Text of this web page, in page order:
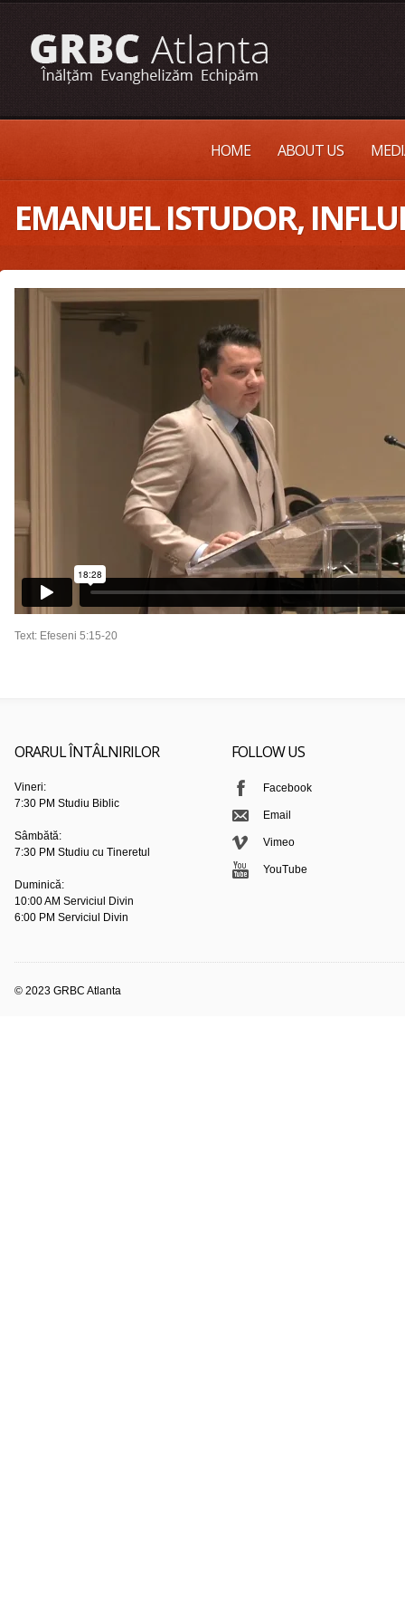
HOME ABOUT US
EMANUEL ISTUDOR,
Text: Efeseni 5:15-20
ORARUL ÎNTÂLNIRILOR
Vineri:
7:30 PM Studiu Biblic
Sâmbătă:
7:30 PM Studiu cu Tineretul
Duminică:
10:00 AM Serviciul Divin
6:00 PM Serviciul Divin
FOLLOW US
Facebook
Email
Vimeo
YouTube
© 2023 GRBC Atlanta